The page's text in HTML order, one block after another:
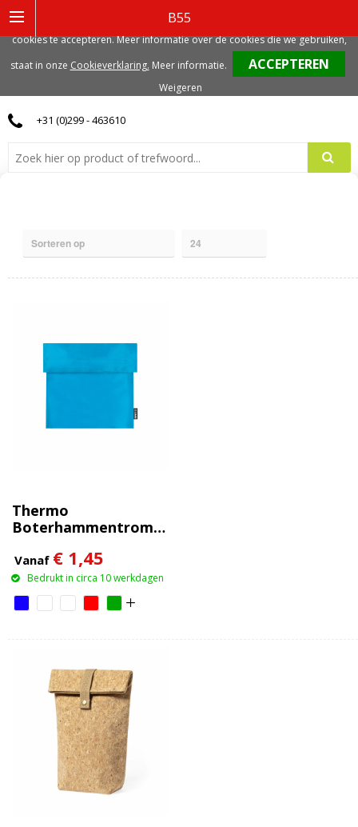
B55
0
+31 (0)299 - 463610
Thermo
Boterhammentrommel
Vanaf € 1,45
Bedrukt in circa 10 werkdagen
gerelateerde cookies. Voor de beste gebruikerservaring, adviseren we deze
cookies te accepteren. Meer informatie over de cookies die we gebruiken,
staat in onze Cookieverklaring. Meer informatie.
Weigeren